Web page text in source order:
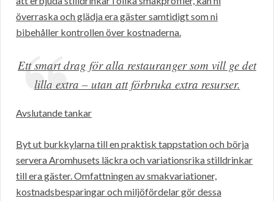
överraska och glädja era gäster samtidigt som ni
bibehåller kontrollen över kostnaderna.
Ett smart drag för alla restauranger som vill ge det
lilla extra – utan att förbruka extra resurser.
Avslutande tankar
Byt ut burkkylarna till en praktisk tappstation och börja
servera Aromhusets läckra och variationsrika stilldrinkar
till era gäster. Omfattningen av smakvariationer,
kostnadsbesparingar och miljöfördelar gör dessa